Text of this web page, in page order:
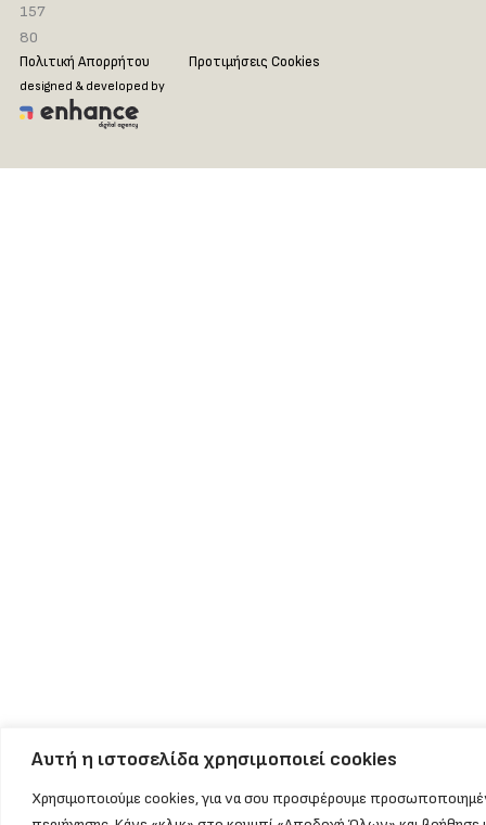
Αυτή η ιστοσελίδα χρησιμοποιεί cookies
Χρησιμοποιούμε cookies, για να σου προσφέρουμε
157
80
Πολιτική Απορρήτου Προτιμήσεις Cookies
designed & developed by